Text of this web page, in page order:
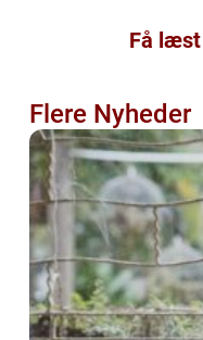
Få
Flere Nyheder